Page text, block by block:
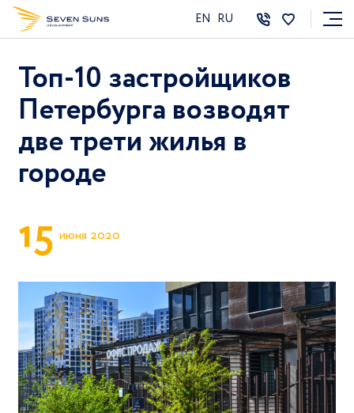
EN RU
Топ-10 застройщиков
Петербурга возводят
две трети жилья в
городе
15 июня 2020